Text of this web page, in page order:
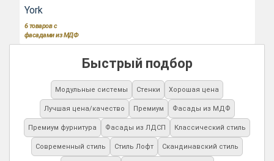
York
6 товаров с
фасадами из МДФ
Быстрый подбор
Модульные системы Стенки Хорошая цена
Лучшая цена/качество Премиум Фасады из МДФ
Премиум фурнитура Фасады из ЛДСП Классический стиль
Современный стиль Стиль Лофт Скандинавский стиль